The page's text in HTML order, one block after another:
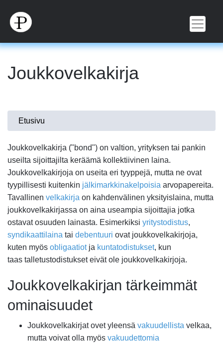
pääsisältöön
Joukkovelkakirja
Olet
täällä
Etusivu
Joukkovelkakirja ("bond") on valtion, yrityksen tai pankin
useilta sijoittajilta keräämä kollektiivinen laina.
Joukkovelkakirjoja on useita eri tyyppejä, mutta ne ovat
tyypillisesti kuitenkin jälkimarkkinakelpoisia arvopapereita.
Tavallinen velkakirja on kahdenvälinen yksityislaina, mutta
joukkovelkakirjassa on aina useampia sijoittajia jotka
ostavat osuuden lainasta. Esimerkiksi yritystodistus,
syndikaattilaina tai debentuuri ovat joukkovelkakirjoja,
kuten myös obligaatiotja kuntatodistukset, kun
taas talletustodistukset eivät ole joukkovelkakirjoja.
Joukkovelkakirjan tärkeimmät
ominaisuudet
Joukkovelkakirjat ovet yleensä vakuudellista velkaa,
mutta voivat olla myös vakuudettomia